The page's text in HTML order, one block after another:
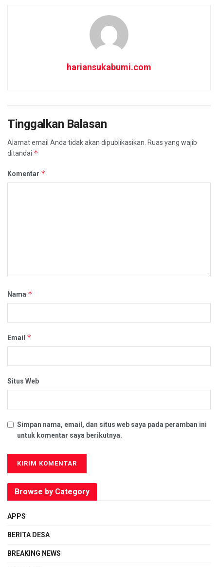
hariansukabumi.com
Tinggalkan Balasan
Alamat email Anda tidak akan dipublikasikan. Ruas yang wajib
ditandai *
Komentar *
Nama *
Email *
Situs Web
Simpan nama, email, dan situs web saya pada peramban ini
untuk komentar saya berikutnya.
Browse by Category
APPS
BERITA DESA
BREAKING NEWS